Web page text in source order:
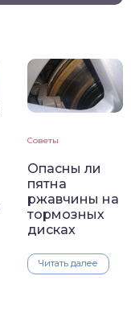
Советы
Опасны ли
пятна
ржавчины на
тормозных
дисках
Читать далее